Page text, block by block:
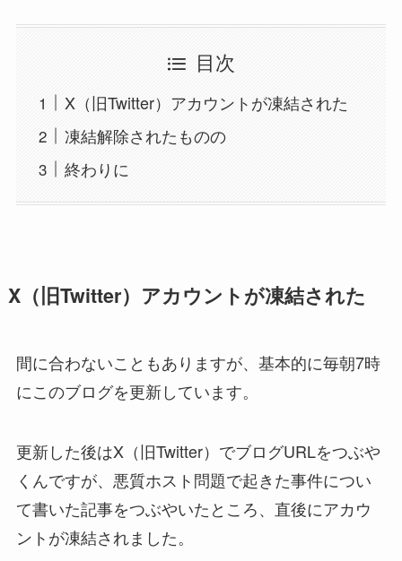
目次
X（旧Twitter）アカウントが凍結された
凍結解除されたものの
終わりに
X（旧Twitter）アカウントが凍結された
間に合わないこともありますが、基本的に毎朝7時
にこのブログを更新しています。
更新した後はX（旧Twitter）でブログURLをつぶや
くんですが、悪質ホスト問題で起きた事件につい
て書いた記事をつぶやいたところ、直後にアカウ
ントが凍結されました。